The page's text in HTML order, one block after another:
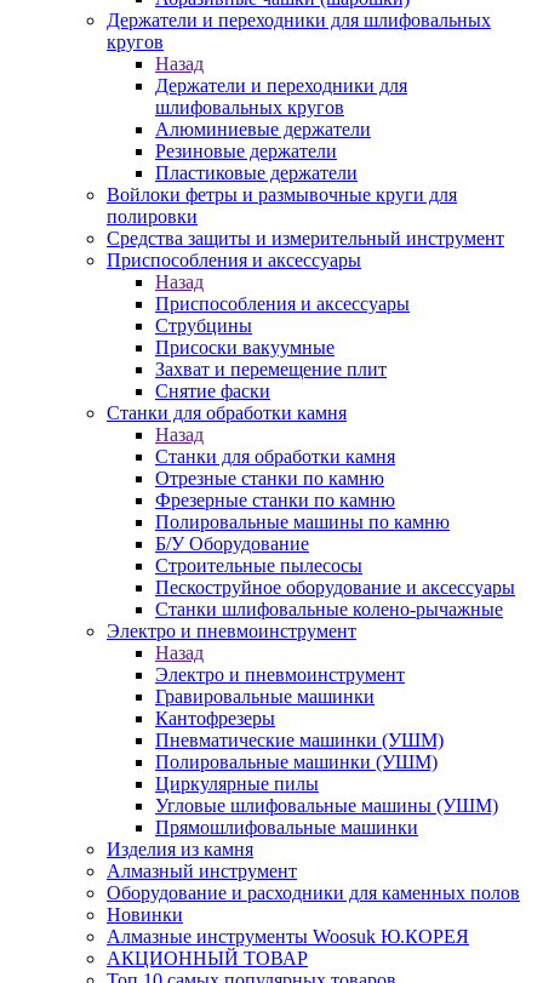
Держатели и переходники для шлифовальных
кругов
Назад
Держатели и переходники для
шлифовальных кругов
Алюминиевые держатели
Резиновые держатели
Пластиковые держатели
Войлоки фетры и размывочные круги для
полировки
Средства защиты и измерительный инструмент
Приспособления и аксессуары
Назад
Приспособления и аксессуары
Струбцины
Присоски вакуумные
Захват и перемещение плит
Снятие фаски
Станки для обработки камня
Назад
Станки для обработки камня
Отрезные станки по камню
Фрезерные станки по камню
Полировальные машины по камню
Б/У Оборудование
Строительные пылесосы
Пескоструйное оборудование и аксессуары
Станки шлифовальные колено-рычажные
Электро и пневмоинструмент
Назад
Электро и пневмоинструмент
Гравировальные машинки
Кантофрезеры
Пневматические машинки (УШМ)
Полировальные машинки (УШМ)
Циркулярные пилы
Угловые шлифовальные машины (УШМ)
Прямошлифовальные машинки
Изделия из камня
Алмазный инструмент
Оборудование и расходники для каменных полов
Новинки
Алмазные инструменты Woosuk Ю.КОРЕЯ
АКЦИОННЫЙ ТОВАР